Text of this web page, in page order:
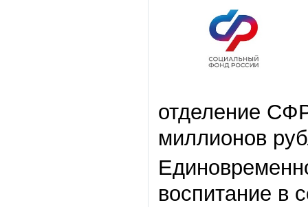
отделение
­­­­­­­­­миллионов
воспитание в